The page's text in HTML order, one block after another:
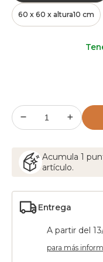
60 x 60 x altura10 cm
Acumula 1
artículo.
Entrega
A partir del
para más